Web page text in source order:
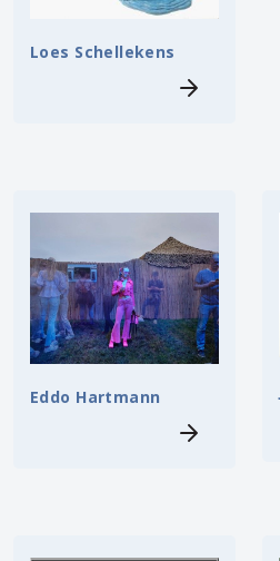
Loes Schellekens
Eddo Hartmann